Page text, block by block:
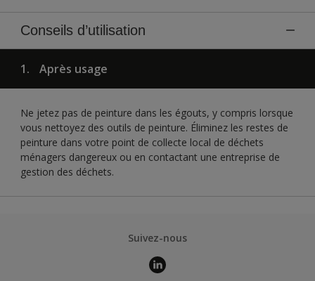
Conseils d’utilisation
1. Après usage
Ne jetez pas de peinture dans les égouts, y compris lorsque
vous nettoyez des outils de peinture. Éliminez les restes de
peinture dans votre point de collecte local de déchets
ménagers dangereux ou en contactant une entreprise de
gestion des déchets.
Suivez-nous